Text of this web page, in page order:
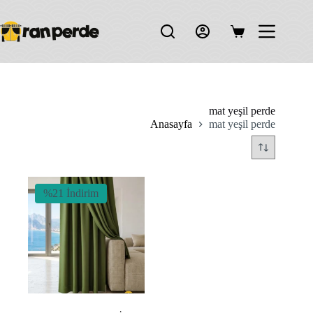
content
Shopping
mat yeşil perde
Anasayfa
mat yeşil perde
%21 İndirim